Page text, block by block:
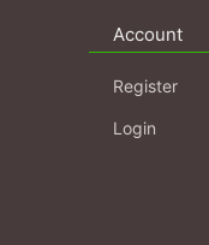
Account
Register
Login